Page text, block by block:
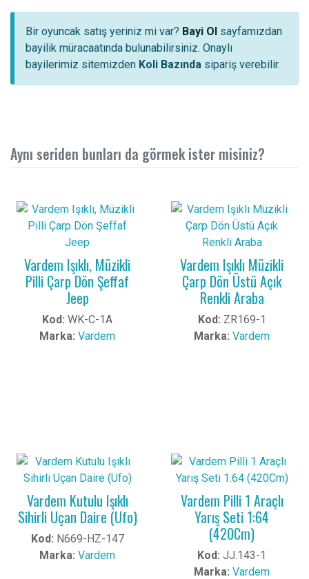
Bir oyuncak satış yeriniz mi var? Bayi Ol sayfamızdan
bayilik müracaatında bulunabilirsiniz. Onaylı
bayilerimiz sitemizden Koli Bazında sipariş verebilir.
Aynı seriden bunları da görmek ister misiniz?
Vardem Işıklı, Müzikli
Pilli Çarp Dön Şeffaf
Jeep
Kod: WK-C-1A
Marka: Vardem
Vardem Işıklı Müzikli
Çarp Dön Üstü Açık
Renkli Araba
Kod: ZR169-1
Marka: Vardem
Vardem Kutulu Işıklı
Sihirli Uçan Daire (Ufo)
Kod: N669-HZ-147
Marka: Vardem
Vardem Pilli 1 Araçlı
Yarış Seti 1:64
(420Cm)
Kod: JJ.143-1
Marka: Vardem